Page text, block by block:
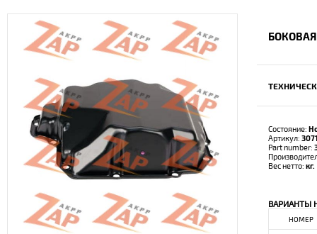
Состояние:
Артикул:
Part number:
Вес нетто: кг.
ВАРИАНТЫ
НОМЕР